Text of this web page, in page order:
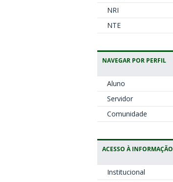
NRI
NTE
NAVEGAR POR PERFIL
Aluno
Servidor
Comunidade
ACESSO À INFORMAÇÃO
Institucional